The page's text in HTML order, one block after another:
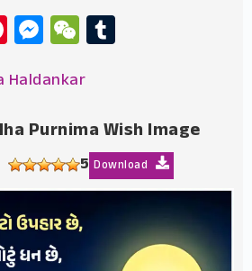
Pinterest
Messenger
WeChat
Haldankar
Purnima Wish Image
5 Download